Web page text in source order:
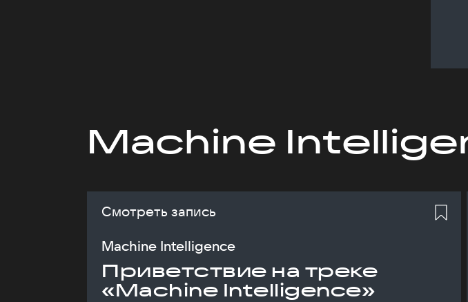
Machine
Смотреть запись
Machine Intelligence
Приветствие на треке
«Machine Intelligence»